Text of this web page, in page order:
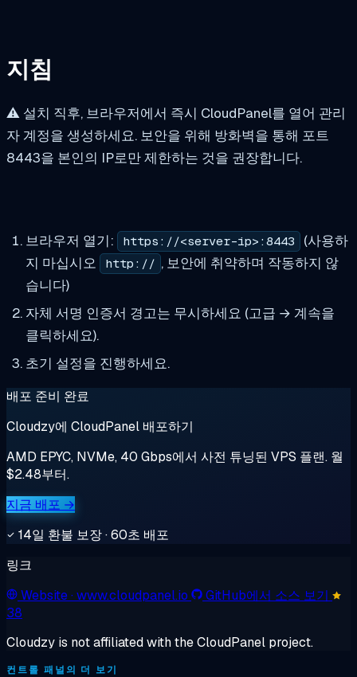
지침
⚠️ 설치 직후, 브라우저에서 즉시 CloudPanel를 열어 관리
자 계정을 생성하세요. 보안을 위해 방화벽을 통해 포트
8443을 본인의 IP로만 제한하는 것을 권장합니다.
브라우저 열기: https://<server-ip>:8443
(사용하
지 마십시오
http:// , 보안에 취약하며 작동하지 않
습니다)
자체 서명 인증서 경고는 무시하세요 (고급 → 계속을
클릭하세요).
초기 설정을 진행하세요.
배포 준비 완료
Cloudzy에 CloudPanel 배포하기
AMD EPYC, NVMe, 40 Gbps에서 사전 튜닝된 VPS 플랜. 월
$2.48부터.
지금 배포 →
14일 환불 보장 · 60초 배포
링크
Website· www.cloudpanel.io
GitHub에서 소스 보기
38
Cloudzy is not affiliated with the CloudPanel project.
컨트롤 패널의 더 보기